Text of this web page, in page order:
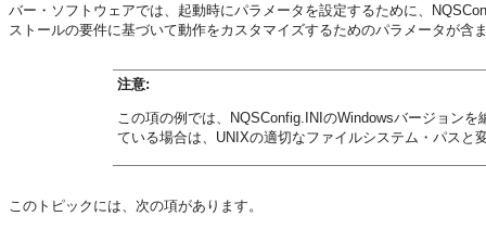
バー ・ソフトウェアでは、起動時にパラメータを設定するために、
ストールの要件に基づいて動作をカスタマイズするためのパラメータが
注意:
この項の例では、NQSConfig.INIのWindowsバージョン
ている場合は、UNIXの適切なファイルシステム・パスと
このトピックには、次の項があります。